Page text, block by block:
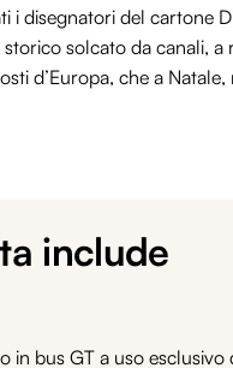
i disegnatori del cartone
solcato da canali,
d’Europa, che a
include
in bus GT a uso esclusivo